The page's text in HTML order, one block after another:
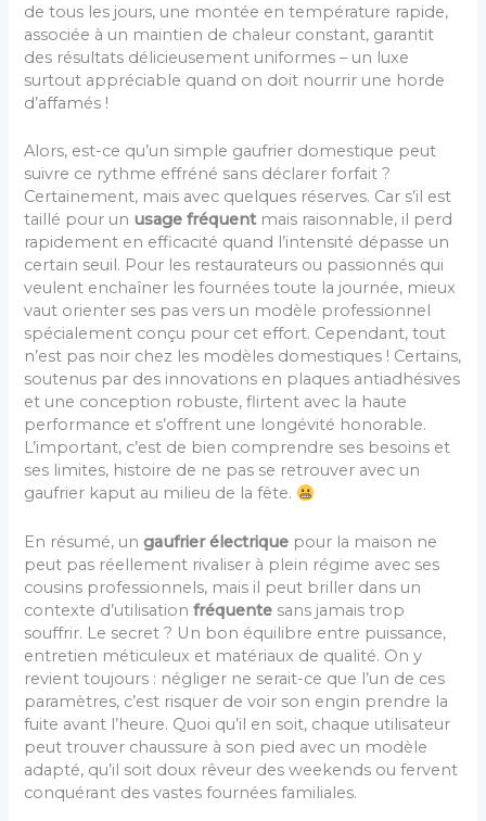
de tous les jours, une montée en température rapide,
associée à un maintien de chaleur constant, garantit
des résultats délicieusement uniformes – un luxe
surtout appréciable quand on doit nourrir une horde
d’affamés !
Alors, est-ce qu’un simple gaufrier domestique peut
suivre ce rythme effréné sans déclarer forfait ?
Certainement, mais avec quelques réserves. Car s’il est
taillé pour un usage fréquentmais raisonnable, il perd
rapidement en efficacité quand l’intensité dépasse un
certain seuil. Pour les restaurateurs ou passionnés qui
veulent enchaîner les fournées toute la journée, mieux
vaut orienter ses pas vers un modèle professionnel
spécialement conçu pour cet effort. Cependant, tout
n’est pas noir chez les modèles domestiques ! Certains,
soutenus par des innovations en plaques antiadhésives
et une conception robuste, flirtent avec la haute
performance et s’offrent une longévité honorable.
L’important, c’est de bien comprendre ses besoins et
ses limites, histoire de ne pas se retrouver avec un
gaufrier kaput au milieu de la fête.
En résumé, ungaufrier électrique pour la maison ne
peut pas réellement rivaliser à plein régime avec ses
cousins professionnels, mais il peut briller dans un
contexte d’utilisationfréquente sans jamais trop
souffrir. Le secret ? Un bon équilibre entre puissance,
entretien méticuleux et matériaux de qualité. On y
revient toujours : négliger ne serait-ce que l’un de ces
paramètres, c’est risquer de voir son engin prendre la
fuite avant l’heure. Quoi qu’il en soit, chaque utilisateur
peut trouver chaussure à son pied avec un modèle
adapté, qu’il soit doux rêveur des weekends ou fervent
conquérant des vastes fournées familiales.